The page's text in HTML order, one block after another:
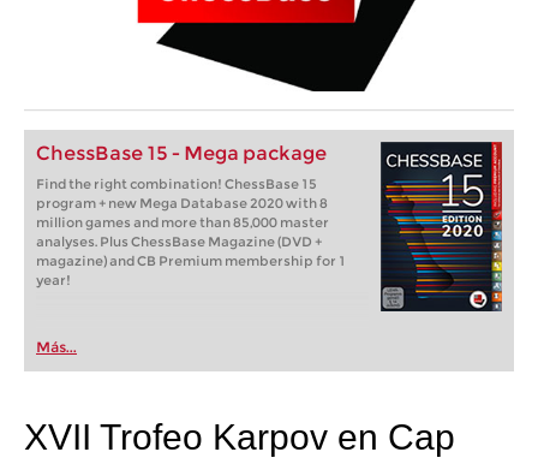
ChessBase 15 - Mega package
Find the right combination! ChessBase 15
program + new Mega Database 2020 with 8
million games and more than 85,000 master
analyses. Plus ChessBase Magazine (DVD +
magazine) and CB Premium membership for 1
year!
Más...
XVII Trofeo Karpov en Cap